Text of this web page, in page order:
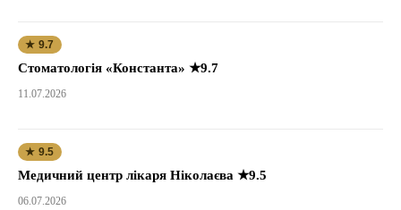
★ 9.7
Стоматологія «Константа» ★9.7
11.07.2026
★ 9.5
Медичний центр лікаря Ніколаєва ★9.5
06.07.2026